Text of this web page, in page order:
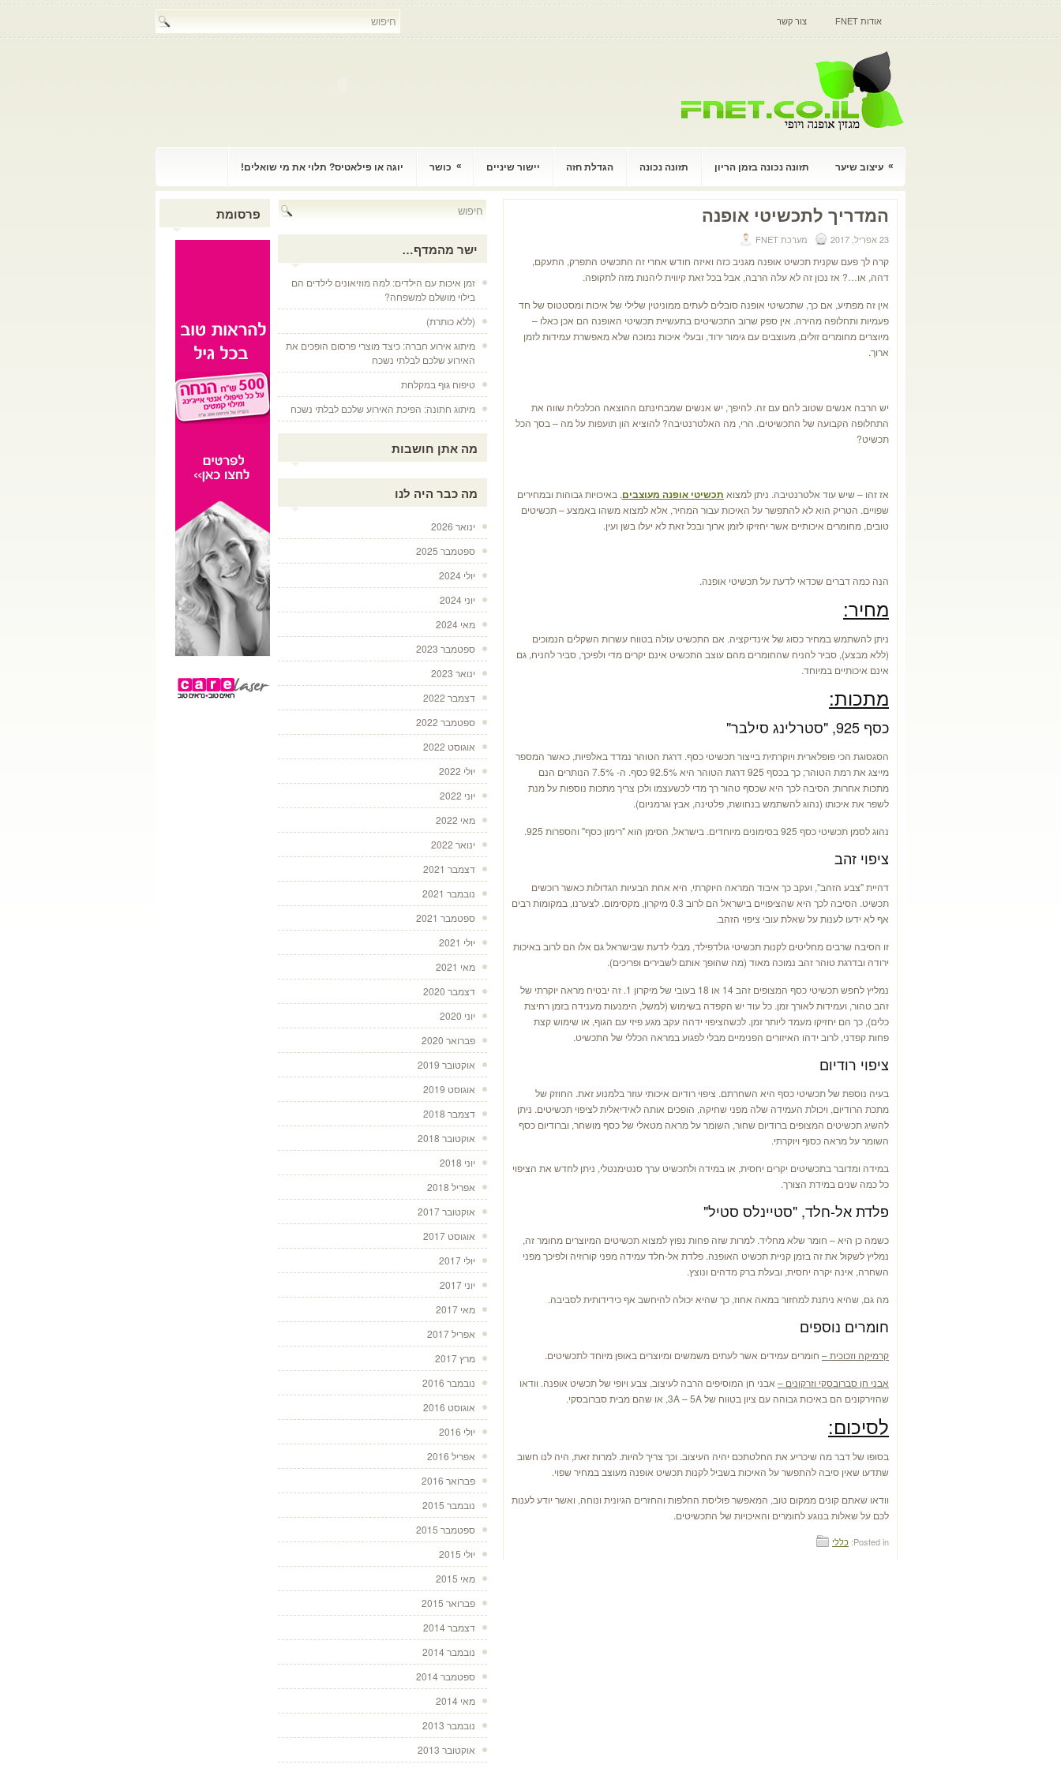
אודות FNET צור קשר
עיצוב שיער » תזונה נכונה בזמן הריון תזונה נכונה הגדלת חזה יישור שיניים כושר » יוגה או פילאטיס? תלוי את מי שואלים!
המדריך לתכשיטי אופנה
23 אפריל, 2017 מערכת FNET
קרה לך פעם שקנית תכשיט אופנה מגניב כזה ואיזה חודש אחרי זה התכשיט התפרק, התעקם,
דהה, או…? אז נכון זה לא עלה הרבה, אבל בכל זאת קיווית ליהנות מזה לתקופה.
אין זה מפתיע, אם כך, שתכשיטי אופנה סובלים לעתים ממוניטין שלילי של איכות ומסטטוס של חד
פעמיות ותחלופה מהירה. אין ספק שרוב התכשיטים בתעשיית תכשיטי האופנה הם אכן כאלו –
מיוצרים מחומרים זולים, מעוצבים עם גימור ירוד, ובעלי איכות נמוכה שלא מאפשרת עמידות לזמן
ארוך.
יש הרבה אנשים שטוב להם עם זה. להיפך, יש אנשים שמבחינתם ההוצאה הכלכלית שווה את
התחלופה הקבועה של התכשיטים. הרי, מה האלטרנטיבה? להוציא הון תועפות על מה – בסך הכל
תכשיט?
אז זהו – שיש עוד אלטרנטיבה. ניתן למצוא תכשיטי אופנה מעוצבים, באיכויות גבוהות ובמחירים
שפויים. הטריק הוא לא להתפשר על האיכות עבור המחיר, אלא למצוא משהו באמצע – תכשיטים
טובים, מחומרים איכותיים אשר יחזיקו לזמן ארוך ובכל זאת לא יעלו בשן ועין.
הנה כמה דברים שכדאי לדעת על תכשיטי אופנה.
מחיר:
ניתן להשתמש במחיר כסוג של אינדיקציה. אם התכשיט עולה בטווח עשרות השקלים הנמוכים
(ללא מבצע), סביר להניח שהחומרים מהם עוצב התכשיט אינם יקרים מדי ולפיכך, סביר להניח, גם
אינם איכותיים במיוחד.
מתכות:
כסף 925, "סטרלינג סילבר"
הסגסוגת הכי פופלארית ויוקרתית בייצור תכשיטי כסף. דרגת הטוהר נמדד באלפיות, כאשר המספר
מייצג את רמת הטוהר; כך בכסף 925 דרגת הטוהר היא 92.5% כסף. ה- 7.5% הנותרים הנם
מתכות אחרות; הסיבה לכך היא שכסף טהור רך מדי לכשעצמו ולכן צריך מתכות נוספות על מנת
לשפר את איכותו (נהוג להשתמש בנחושת, פלטינה, אבץ וגרמניום).
נהוג לסמן תכשיטי כסף 925 בסימונים מיוחדים. בישראל, הסימן הוא "רימון כסף" והספרות 925.
ציפוי זהב
דהיית "צבע הזהב", ועקב כך איבוד המראה היוקרתי, היא אחת הבעיות הגדולות כאשר רוכשים
תכשיט. הסיבה לכך היא שהציפויים בישראל הם לרוב 0.3 מיקרון, מקסימום. לצערנו, במקומות רבים
אף לא ידעו לענות על שאלת עובי ציפוי הזהב.
זו הסיבה שרבים מחליטים לקנות תכשיטי גולדפילד, מבלי לדעת שבישראל גם אלו הם לרוב באיכות
ירודה ובדרגת טוהר זהב נמוכה מאוד (מה שהופך אותם לשבירים ופריכים).
נמליץ לחפש תכשיטי כסף המצופים זהב 14 או 18 בעובי של מיקרון 1. זה יבטיח מראה יוקרתי של
זהב טהור, ועמידות לאורך זמן. כל עוד יש הקפדה בשימוש (למשל, הימנעות מענידה בזמן רחיצת
כלים), כך הם יחזיקו מעמד ליותר זמן. לכשהציפוי ידהה עקב מגע פיזי עם הגוף, או שימוש קצת
פחות קפדני, לרוב ידהו האיזורים הפנימיים מבלי לפגוע במראה הכללי של התכשיט.
ציפוי רודיום
בעיה נוספת של תכשיטי כסף היא השחרתם. ציפוי רודיום איכותי עוזר בלמנוע זאת. החוזק של
מתכת הרודיום, ויכולת העמידה שלה מפני שחיקה, הופכים אותה לאידיאלית לציפוי תכשיטים. ניתן
להשיג תכשיטים המצופים ברודיום שחור, השומר על מראה מטאלי של כסף מושחר, וברודיום כסף
השומר על מראה כסוף ויוקרתי.
במידה ומדובר בתכשיטים יקרים יחסית, או במידה ולתכשיט ערך סנטימנטלי, ניתן לחדש את הציפוי
כל כמה שנים במידת הצורך.
פלדת אל-חלד, "סטיינלס סטיל"
כשמה כן היא – חומר שלא מחליד. למרות שזה פחות נפוץ למצוא תכשיטים המיוצרים מחומר זה,
נמליץ לשקול את זה בזמן קניית תכשיט האופנה. פלדת אל-חלד עמידה מפני קורוזיה ולפיכך מפני
השחרה, אינה יקרה יחסית, ובעלת ברק מדהים ונוצץ.
מה גם, שהיא ניתנת למחזור במאה אחוז, כך שהיא יכולה להיחשב אף כידידותית לסביבה.
חומרים נוספים
קרמיקה וזכוכית – חומרים עמידים אשר לעתים משמשים ומיוצרים באופן מיוחד לתכשיטים.
אבני חן סברובסקי וזרקונים – אבני חן המוסיפים הרבה לעיצוב, צבע ויופי של תכשיט אופנה. וודאו
שהזירקונים הם באיכות גבוהה עם ציון בטווח של 3A – 5A, או שהם מבית סברובסקי.
לסיכום:
בסופו של דבר מה שיכריע את החלטתכם יהיה העיצוב. וכך צריך להיות. למרות זאת, היה לנו חשוב
שתדעו שאין סיבה להתפשר על האיכות בשביל לקנות תכשיט אופנה מעוצב במחיר שפוי.
וודאו שאתם קונים ממקום טוב, המאפשר פוליסת החלפות והחזרים הגיונית ונוחה, ואשר יודע לענות
לכם על שאלות בנוגע לחומרים והאיכויות של התכשיטים.
Posted in: כללי
ישר מהמדף…
זמן איכות עם הילדים: למה מוזיאונים לילדים הם
בילוי מושלם למשפחה?
(ללא כותרת)
מיתוג אירוע חברה: כיצד מוצרי פרסום הופכים את
האירוע שלכם לבלתי נשכח
טיפוח גוף במקלחת
מיתוג חתונה: הפיכת האירוע שלכם לבלתי נשכח
מה אתן חושבות
מה כבר היה לנו
ינואר 2026
ספטמבר 2025
יולי 2024
יוני 2024
מאי 2024
ספטמבר 2023
ינואר 2023
דצמבר 2022
ספטמבר 2022
אוגוסט 2022
יולי 2022
יוני 2022
מאי 2022
ינואר 2022
דצמבר 2021
נובמבר 2021
ספטמבר 2021
יולי 2021
מאי 2021
דצמבר 2020
יוני 2020
פברואר 2020
אוקטובר 2019
אוגוסט 2019
דצמבר 2018
אוקטובר 2018
יוני 2018
אפריל 2018
אוקטובר 2017
אוגוסט 2017
יולי 2017
יוני 2017
מאי 2017
אפריל 2017
מרץ 2017
נובמבר 2016
אוגוסט 2016
יולי 2016
אפריל 2016
פברואר 2016
נובמבר 2015
ספטמבר 2015
יולי 2015
מאי 2015
פברואר 2015
דצמבר 2014
נובמבר 2014
ספטמבר 2014
מאי 2014
נובמבר 2013
אוקטובר 2013
פרסומת